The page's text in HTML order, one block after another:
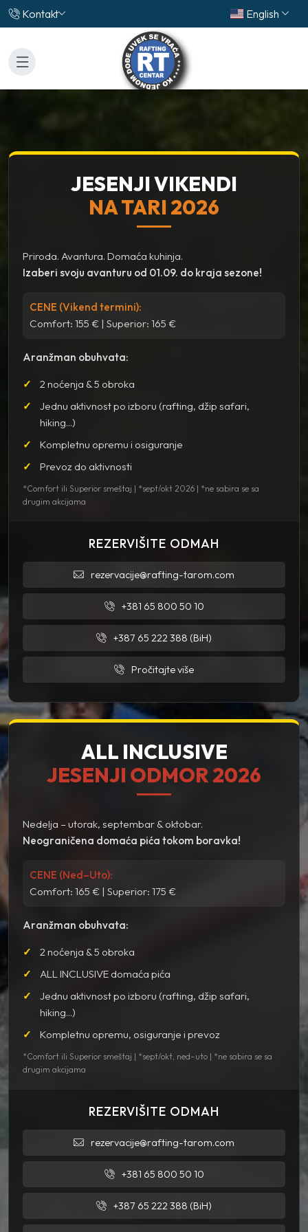
Kontakt English
JESENJI VIKENDI
NA TARI 2026
Priroda. Avantura. Domaća kuhinja.
Izaberi svoju avanturu od 01.09. do kraja sezone!
CENE (Vikend termini):
Comfort: 155 € | Superior: 165 €
Aranžman obuhvata:
2 noćenja & 5 obroka
Jednu aktivnost po izboru (rafting, džip safari,
hiking...)
Kompletnu opremu i osiguranje
Prevoz do aktivnosti
*Comfort ili Superior smeštaj | *sept/okt 2026 | *ne sabira se sa
drugim akcijama
REZERVIŠITE ODMAH
rezervacije@rafting-tarom.com
+381 65 800 50 10
+387 65 222 388 (BiH)
Pročitajte više
ALL INCLUSIVE
JESENJI ODMOR 2026
Nedelja – utorak, septembar & oktobar.
Neograničena domaća pića tokom boravka!
CENE (Ned–Uto):
Comfort: 165 € | Superior: 175 €
Aranžman obuhvata:
2 noćenja & 5 obroka
ALL INCLUSIVE domaća pića
Jednu aktivnost po izboru (rafting, džip safari,
hiking...)
Kompletnu opremu, osiguranje i prevoz
*Comfort ili Superior smeštaj | *sept/okt, ned–uto | *ne sabira se sa
drugim akcijama
REZERVIŠITE ODMAH
rezervacije@rafting-tarom.com
+381 65 800 50 10
+387 65 222 388 (BiH)